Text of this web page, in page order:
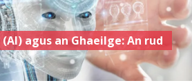
agus an Ghaeilge: An rud